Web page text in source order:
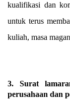
kualifikasi dan
untuk terus
kuliah, masa
3. Surat
perusahaan dan